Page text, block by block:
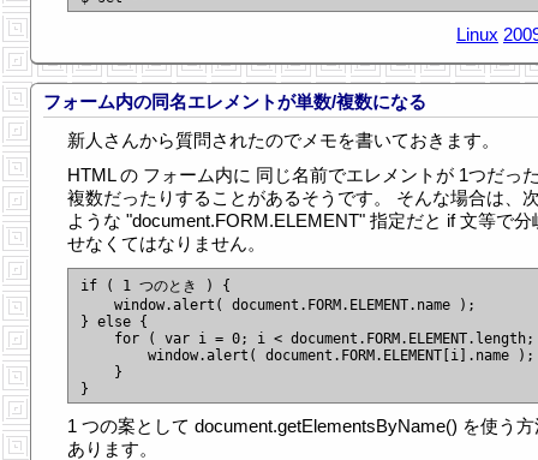
Linux
フォーム内の同名エレメントが単数/複数になる
新人さんから質問されたのでメモを書いておきます。
HTML の フォーム内に 同じ名前でエレメントが 1つだっ
複数だったりすることがあるそうです。 そんな場合は、
ような "document.FORM.ELEMENT" 指定だと if 文等で分
せなくてはなりません。
if ( 1 つのとき ) {
    window.alert( document.FORM.ELEMENT.name );
} else {
for ( var i = 0; i <
        window.alert( document.FORM.ELEMENT[i].name );
    }
1 つの案として document.getElementsByName() を使う
あります。